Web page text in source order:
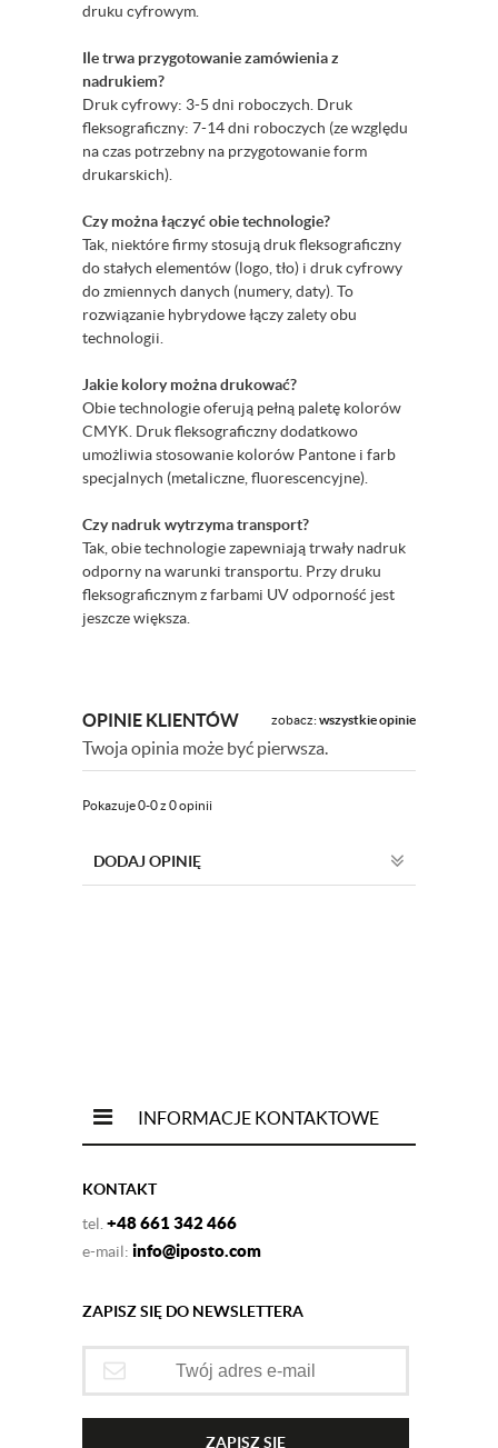
druku cyfrowym.
Ile trwa przygotowanie zamówienia z
nadrukiem?
Druk cyfrowy: 3-5 dni roboczych. Druk
fleksograficzny: 7-14 dni roboczych (ze względu
na czas potrzebny na przygotowanie form
drukarskich).
Czy można łączyć obie technologie?
Tak, niektóre firmy stosują druk fleksograficzny
do stałych elementów (logo, tło) i druk cyfrowy
do zmiennych danych (numery, daty). To
rozwiązanie hybrydowe łączy zalety obu
technologii.
Jakie kolory można drukować?
Obie technologie oferują pełną paletę kolorów
CMYK. Druk fleksograficzny dodatkowo
umożliwia stosowanie kolorów Pantone i farb
specjalnych (metaliczne, fluorescencyjne).
Czy nadruk wytrzyma transport?
Tak, obie technologie zapewniają trwały nadruk
odporny na warunki transportu. Przy druku
fleksograficznym z farbami UV odporność jest
jeszcze większa.
OPINIE KLIENTÓW zobacz:wszystkie opinie
Twoja opinia może być pierwsza.
Pokazuje 0-0 z 0 opinii
DODAJ OPINIĘ
INFORMACJE KONTAKTOWE
KONTAKT
tel. +48 661 342 466
e-mail: info@iposto.com
ZAPISZ SIĘ DO NEWSLETTERA
ZAPISZ SIĘ